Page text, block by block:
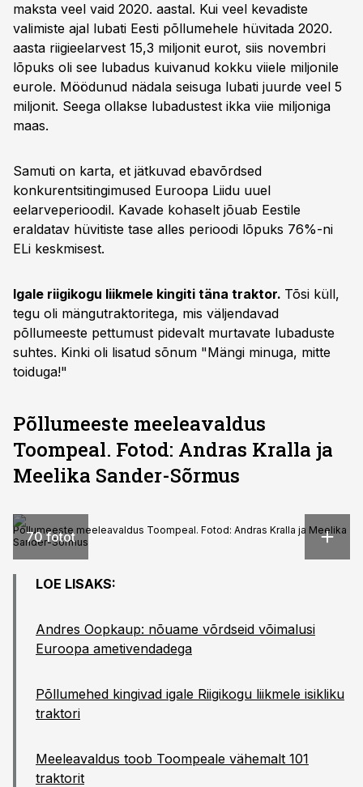
maksta veel vaid 2020. aastal. Kui veel kevadiste
valimiste ajal lubati Eesti põllumehele hüvitada 2020.
aasta riigieelarvest 15,3 miljonit eurot, siis novembri
lõpuks oli see lubadus kuivanud kokku viiele miljonile
eurole. Möödunud nädala seisuga lubati juurde veel 5
miljonit. Seega ollakse lubadustest ikka viie miljoniga
maas.
Samuti on karta, et jätkuvad ebavõrdsed
konkurentsitingimused Euroopa Liidu uuel
eelarveperioodil. Kavade kohaselt jõuab Eestile
eraldatav hüvitiste tase alles perioodi lõpuks 76%-ni
ELi keskmisest.
Igale riigikogu liikmele kingiti täna traktor. Tõsi küll,
tegu oli mängutraktoritega, mis väljendavad
põllumeeste pettumust pidevalt murtavate lubaduste
suhtes. Kinki oli lisatud sõnum "Mängi minuga, mitte
toiduga!"
Põllumeeste meeleavaldus
Toompeal. Fotod: Andras Kralla ja
Meelika Sander-Sõrmus
70 fotot
Põllumeeste meeleavaldus Toompeal. Fotod: Andras Kralla ja Meelika
Sander-Sõrmus
LOE LISAKS:
Andres Oopkaup: nõuame võrdseid võimalusi
Euroopa ametivendadega
Põllumehed kingivad igale Riigikogu liikmele isikliku
traktori
Meeleavaldus toob Toompeale vähemalt 101
traktorit